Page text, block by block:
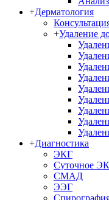
+Дерматология
+Удаление
+Диагностика
ЭКГ
Суточное
СМАД
ЭЭГ